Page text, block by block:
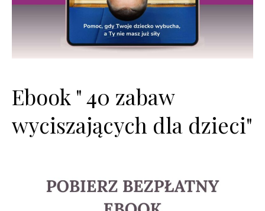
Ebook " 40 zabaw
wyciszających dla dzieci"